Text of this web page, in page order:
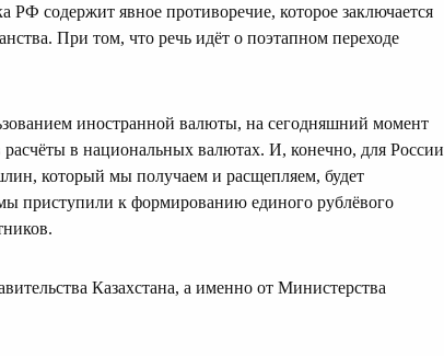
содержит явное противоречие, которое заключается
При том, что речь идёт о поэтапном переходе
иностранной валюты, на сегодняшний момент
расчёты в национальных валютах. И, конечно, для России
который мы получаем и расщепляем, будет
приступили к формированию единого рублёвого
Казахстана, а именно от Министерства